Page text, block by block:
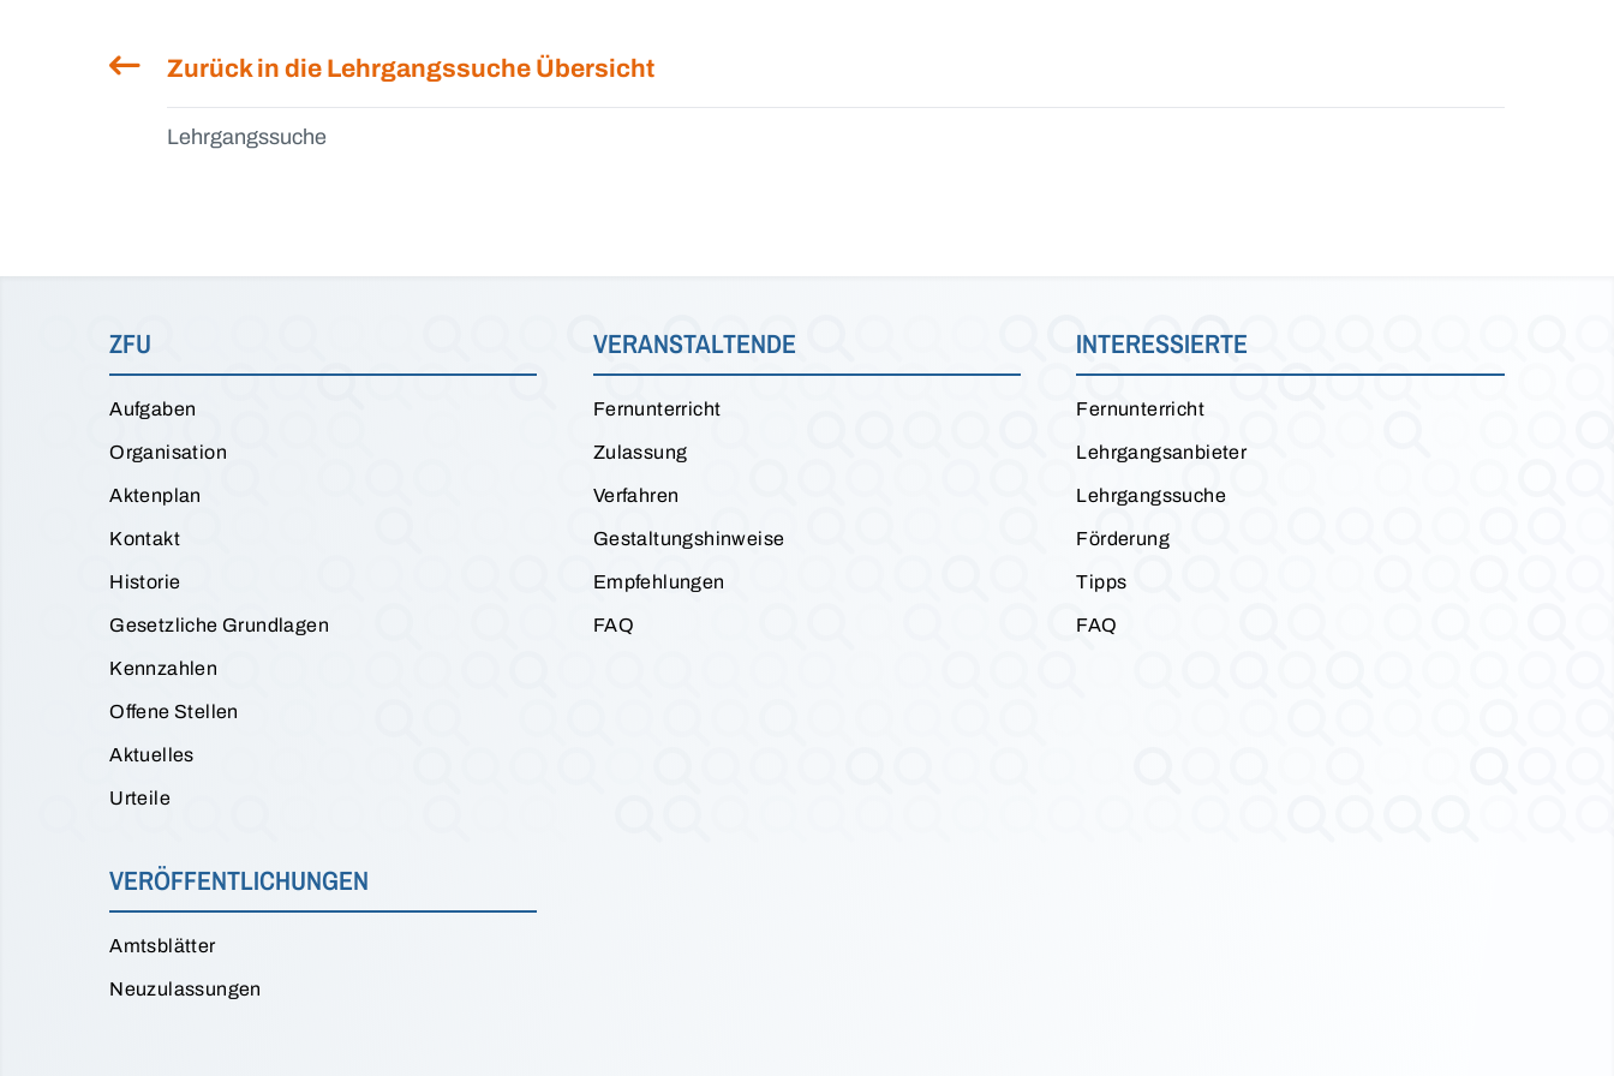
Zurück in die Lehrgangssuche Übersicht
Lehrgangssuche
ZFU
Aufgaben
Organisation
Aktenplan
Kontakt
Historie
Gesetzliche Grundlagen
Kennzahlen
Offene Stellen
Aktuelles
Urteile
VERANSTALTENDE
Fernunterricht
Zulassung
Verfahren
Gestaltungshinweise
Empfehlungen
FAQ
INTERESSIERTE
Fernunterricht
Lehrgangsanbieter
Lehrgangssuche
Förderung
Tipps
FAQ
VERÖFFENTLICHUNGEN
Amtsblätter
Neuzulassungen